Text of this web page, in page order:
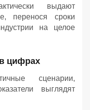
выдают
перенося сроки
на целое
цифрах
сценарии,
выглядят